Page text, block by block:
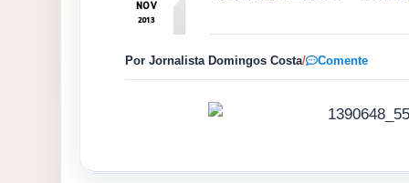
NOV
2013
Por Jornalista Domingos Costa/ Comente